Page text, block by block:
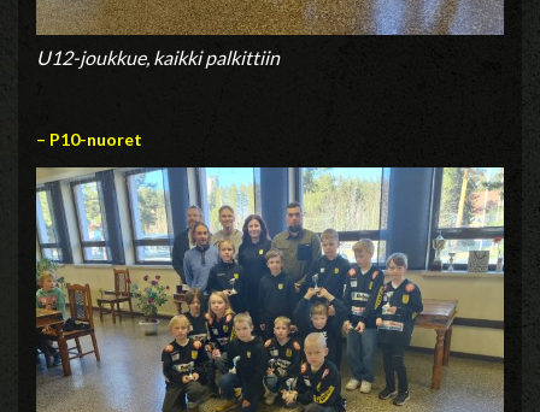
U12-joukkue, kaikki palkittiin
– P10-nuoret